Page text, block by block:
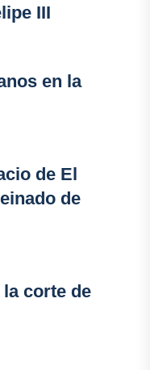
III
en la
de El
de
corte de